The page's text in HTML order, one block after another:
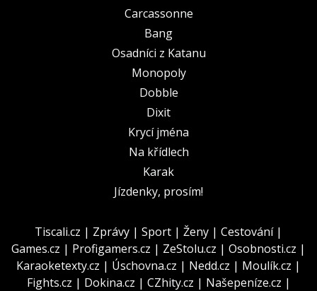
Carcassonne
Bang
Osadníci z Katanu
Monopoly
Dobble
Dixit
Krycí jména
Na křídlech
Karak
Jízdenky, prosím!
Tiscali.cz | Zprávy | Sport | Ženy | Cestování|
Games.cz | Profigamers.cz | ZeStolu.cz | Osobnosti.cz |
Karaoketexty.cz | Úschovna.cz | Nedd.cz | Moulík.cz |
Fights.cz | Dokina.cz | CZhity.cz | Našepeníze.cz |